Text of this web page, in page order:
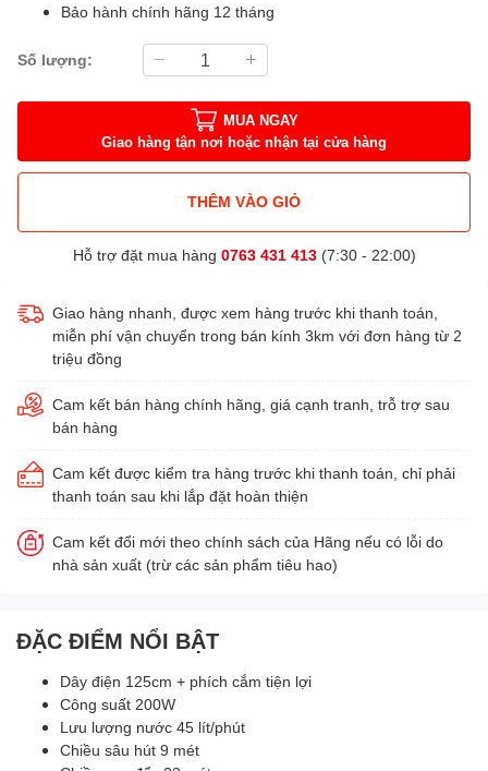
Bảo hành chính hãng 12 tháng
Số lượng:
MUA NGAY
Giao hàng tận nơi hoặc nhận tại cửa hàng
THÊM VÀO GIỎ
Hỗ trợ đặt mua hàng 0763 431 413(7:30 - 22:00)
Giao hàng nhanh, được xem hàng trước khi thanh toán,
miễn phí vận chuyển trong bán kính 3km với đơn hàng từ 2
triệu đồng
Cam kết bán hàng chính hãng, giá cạnh tranh, trỗ trợ sau
bán hàng
Cam kết được kiểm tra hàng trước khi thanh toán, chỉ phải
thanh toán sau khi lắp đặt hoàn thiện
Cam kết đổi mới theo chính sách của Hãng nếu có lỗi do
nhà sản xuất (trừ các sản phẩm tiêu hao)
ĐẶC ĐIỂM NỔI BẬT
Dây điện 125cm + phích cắm tiện lợi
Công suất 200W
Lưu lượng nước 45 lít/phút
Chiều sâu hút 9 mét